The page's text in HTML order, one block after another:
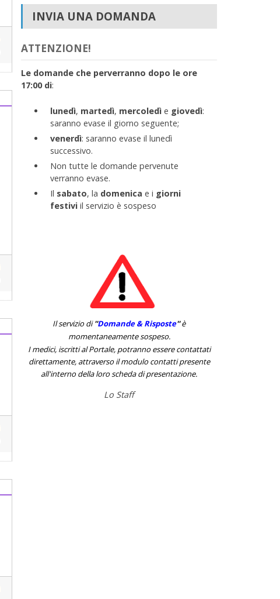
INVIA UNA DOMANDA
ATTENZIONE!
Le domande che perverranno dopo le ore
17:00 di:
lunedì, martedì, mercoledì e giovedì:
saranno evase il giorno seguente;
venerdì: saranno evase il lunedì
successivo.
Non tutte le domande pervenute
verranno evase.
Il sabato, la domenica e i giorni
festiviil servizio è sospeso
Il servizio di''Domande & Risposte''è
momentaneamente sospeso.
I medici, iscritti al Portale, potranno essere contattati
direttamente, attraverso il modulo contatti presente
all'interno della loro scheda di presentazione.
Lo Staff